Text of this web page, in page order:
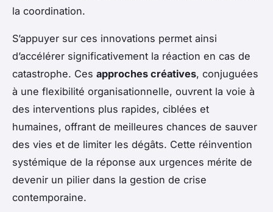
la coordination.
S’appuyer sur ces innovations permet ainsi
d’accélérer significativement la réaction en cas de
catastrophe. Ces approches créatives, conjuguées
à une flexibilité organisationnelle, ouvrent la voie à
des interventions plus rapides, ciblées et
humaines, offrant de meilleures chances de sauver
des vies et de limiter les dégâts. Cette réinvention
systémique de la réponse aux urgences mérite de
devenir un pilier dans la gestion de crise
contemporaine.